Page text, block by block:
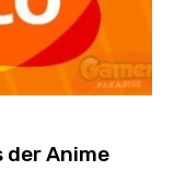
der Anime